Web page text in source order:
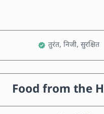
तुरंत, निजी, सुरक्षित
Food from the